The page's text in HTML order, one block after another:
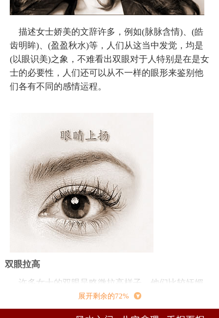
描述女士娇美的文辞许多，例如(脉脉含情)、(皓
齿明眸)、(盈盈秋水)等，人们从这当中发觉，均是
(以眼识美)之象，不难看出双眼对于人特别是在是女
士的必要性，人们还可以从不一样的眼形来鉴别他
们各有不同的感情运程。
双眼拉高
许多女士的双眼呈略微拉高样子，他们比较妩媚
动人，会在不知不觉流露软性之美，颇得男士钟
爱。其次，这种女士针对工作中，均抱以奋发向上
展开剩余的72%